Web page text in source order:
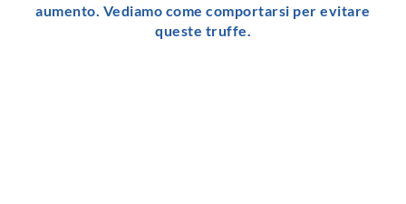
aumento. Vediamo come comportarsi per evitare
queste truffe.